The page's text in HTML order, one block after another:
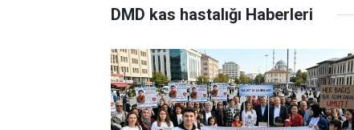
DMD kas hastalığı Haberleri